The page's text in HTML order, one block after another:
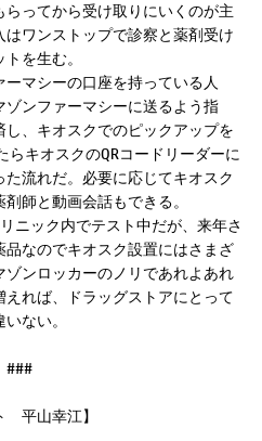
ってから受け取りにいくのが主
ワンストップで診察と薬剤受け
を生む。
マシーの口座を持っている人
ンファーマシーに送るよう指
、キオスクでのピックアップを
キオスクのQRコードリーダーに
流れだ。必要に応じてキオスク
師と動画会話もできる。
ニック内でテスト中だが、来年さ
なのでキオスク設置にはさまざ
ゾンロッカーのノリであれよあれ
れば、ドラッグストアにとって
ない。
###
平山幸江】